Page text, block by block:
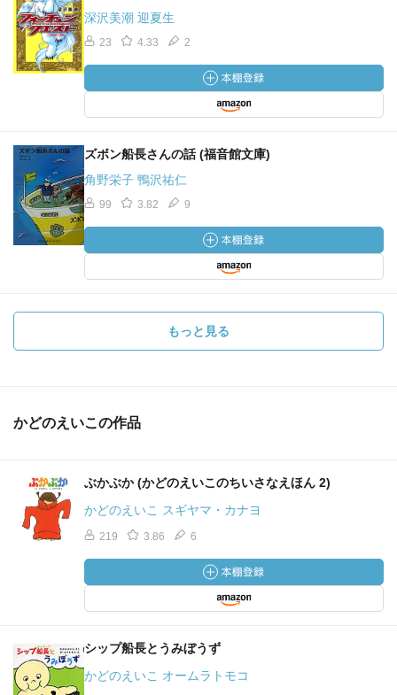
深沢美潮 迎夏生
23 4.33 2
ズボン船長さんの話 (福音館文庫)
角野栄子 鴨沢祐仁
99 3.82 9
もっと見る
かどのえいこの作品
ぶかぶか (かどのえいこのちいさなえほん 2)
かどのえいこ スギヤマ・カナヨ
219 3.86 6
シップ船長とうみぼうず
かどのえいこ オームラトモコ